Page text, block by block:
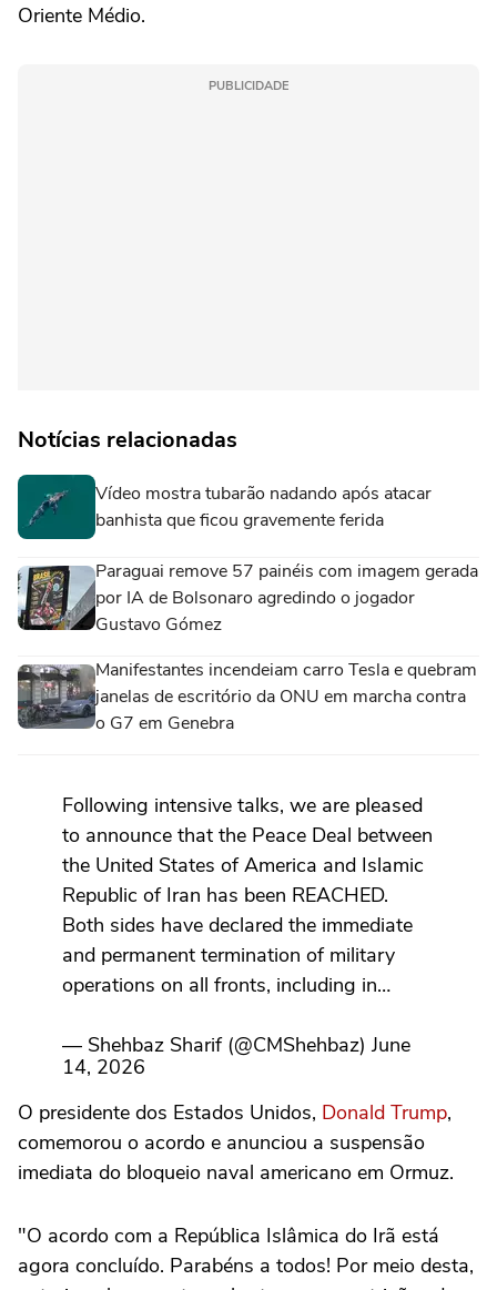
Oriente Médio.
PUBLICIDADE
Notícias relacionadas
Vídeo mostra tubarão nadando após atacar
banhista que ficou gravemente ferida
Paraguai remove 57 painéis com imagem gerada
por IA de Bolsonaro agredindo o jogador
Gustavo Gómez
Manifestantes incendeiam carro Tesla e quebram
janelas de escritório da ONU em marcha contra
o G7 em Genebra
Following intensive talks, we are pleased
to announce that the Peace Deal between
the United States of America and Islamic
Republic of Iran has been REACHED.
Both sides have declared the immediate
and permanent termination of military
operations on all fronts, including in…
— Shehbaz Sharif (@CMShehbaz) June
14, 2026
O presidente dos Estados Unidos, Donald Trump,
comemorou o acordo e anunciou a suspensão
imediata do bloqueio naval americano em Ormuz.
"O acordo com a República Islâmica do Irã está
agora concluído. Parabéns a todos! Por meio desta,